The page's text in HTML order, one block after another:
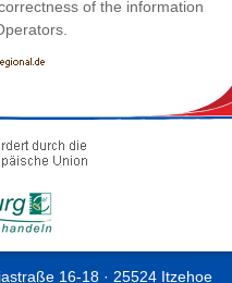
of the information
16-18 · 25524 Itzehoe